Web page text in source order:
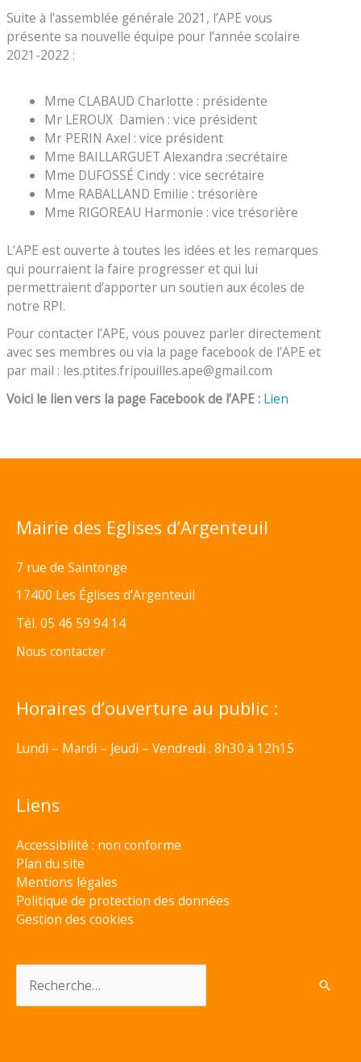
Suite à l’assemblée générale 2021, l’APE vous
présente sa nouvelle équipe pour l’année scolaire
2021-2022 :
Mme CLABAUD Charlotte : présidente
Mr LEROUX Damien : vice président
Mr PERIN Axel : vice président
Mme BAILLARGUET Alexandra :secrétaire
Mme DUFOSSÉ Cindy : vice secrétaire
Mme RABALLAND Emilie : trésorière
Mme RIGOREAU Harmonie : vice trésorière
L’APE est ouverte à toutes les idées et les remarques
qui pourraient la faire progresser et qui lui
permettraient d’apporter un soutien aux écoles de
notre RPI.
Pour contacter l’APE, vous pouvez parler directement
avec ses membres ou via la page facebook de l’APE et
par mail : les.ptites.fripouilles.ape@gmail.com
Voici le lien vers la page Facebook de l’APE : Lien
Mairie des Eglises d’Argenteuil
7 rue de Saintonge
17400 Les Églises d’Argenteuil
Tél. 05 46 59 94 14
Nous contacter
Horaires d’ouverture au public :
Lundi – Mardi – Jeudi – Vendredi : 8h30 à 12h15
Liens
Accessibilité : non conforme
Plan du site
Mentions légales
Politique de protection des données
Gestion des cookies